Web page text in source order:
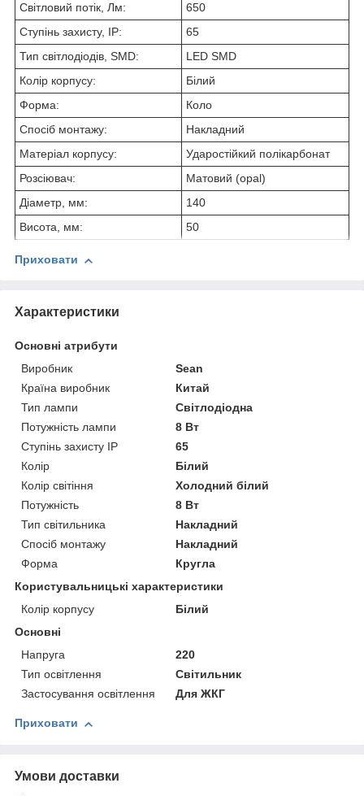
Світловий потік, Лм:
650
Ступінь захисту, IP:
65
Тип світлодіодів, SMD:
LED SMD
Колір корпусу:
Білий
Форма:
Коло
Спосіб монтажу:
Накладний
Матеріал корпусу:
Ударостійкий полікарбонат
Розсіювач:
Матовий (opal)
Діаметр, мм:
140
Висота, мм:
50
Приховати
Характеристики
Основні атрибути
Виробник
Sean
Країна виробник
Китай
Тип лампи
Світлодіодна
Потужність лампи
8 Вт
Ступінь захисту IP
65
Колір
Білий
Колір світіння
Холодний білий
Потужність
8 Вт
Тип світильника
Накладний
Спосіб монтажу
Накладний
Форма
Кругла
Користувальницькі характеристики
Колір корпусу
Білий
Основні
Напруга
220
Тип освітлення
Світильник
Застосування освітлення
Для ЖКГ
Приховати
Умови доставки